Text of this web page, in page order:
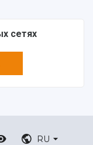
сетях
RU